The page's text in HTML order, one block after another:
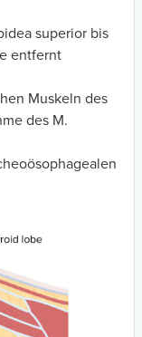
superior bis
entfernt
Muskeln des
des M.